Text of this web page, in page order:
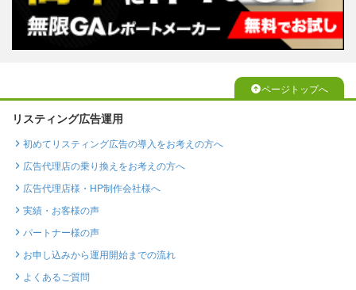
ページトップへ
リスティング広告運用
初めてリスティング広告の導入をお考えの方へ
広告代理店の乗り換えをお考えの方へ
広告代理店様・HP制作会社様へ
実績・お客様の声
パートナー様の声
お申し込みから運用開始までの流れ
よくあるご質問